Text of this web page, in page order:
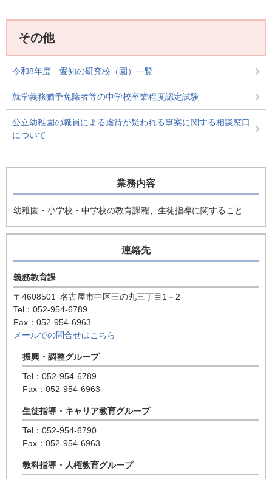
その他
令和8年度 愛知の研究校（園）一覧
就学義務猶予免除者等の中学校卒業程度認定試験
公立幼稚園の職員による虐待が疑われる事案に関する相談窓口
について
業務内容
幼稚園・小学校・中学校の教育課程、生徒指導に関すること
連絡先
義務教育課
〒4608501
名古屋市中区三の丸三丁目1－2
Tel：052-954-6789
Fax：052-954-6963
メールでの問合せはこちら
振興・調整グループ
Tel：052-954-6789
Fax：052-954-6963
生徒指導・キャリア教育グループ
Tel：052-954-6790
Fax：052-954-6963
教科指導・人権教育グループ